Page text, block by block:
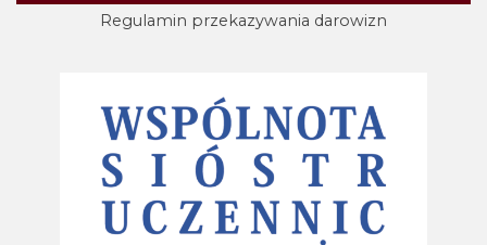
Regulamin przekazywania darowizn